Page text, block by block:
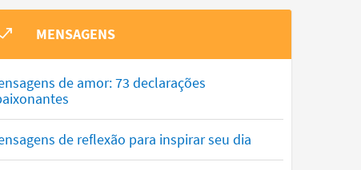
MENSAGENS
de amor: 73 declarações
de reflexão para inspirar seu dia